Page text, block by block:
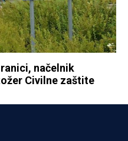
načelnik
Civilne zaštite